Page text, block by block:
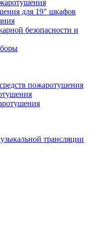
для 19" шкафов
безопасности и
пожаротушения
трансляции